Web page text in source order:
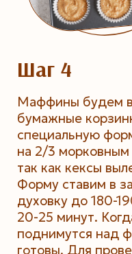
Шаг 4
Маффины будем
бумажные
специальную
на 2/3
так как кексы
Форму ставим в
духовку до 180-
20-25 минут.
поднимутся над
готовы. Для